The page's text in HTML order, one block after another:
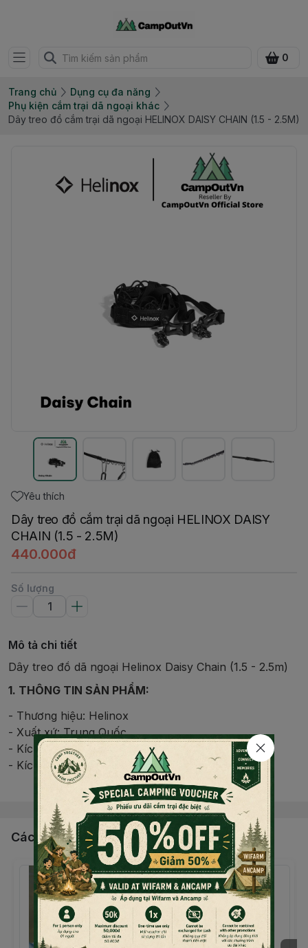
0
Trang chủ
Dụng cụ đa năng
Phụ kiện cắm trại dã ngoại khác
Dây treo đồ cắm trại dã ngoại HELINOX DAISY CHAIN (1.5 - 2.5M)
Yêu thích
Dây treo đồ cắm trại dã ngoại HELINOX DAISY
CHAIN (1.5 - 2.5M)
440.000đ
Số lượng
Mô tả chi tiết
Dây treo đồ dã ngoại Helinox Daisy Chain (1.5 - 2.5m)
1. THÔNG TIN SẢN PHẨM:
- Thương hiệu: Helinox
- Xuất xứ: Trung Quốc
- Kích thước: 1.5 - 2.5m
- Kích thước đóng gói: 19x12x5cm
- Trọng lượng: 100gram
- Màu sắc: đen
Dây treo đồ dã ngoại Helinox Daisy Chain (1.5 - 2.5m)
có thể sử dụng treo đèn, bình nước, quần áo ướt, khăn
tắm, đồ vệ sinh cá nhân, ...
Được làm từ nylon chắc chắn, bền, chống lại thời tiết
và mài mòn. Các vòng dây lớn dễ dàng kẹp và dây đeo
có thể điều chỉnh độ dài có thể gắn vào hầu hết mọi
nơi, lý tưởng cho việc cắm trại, dã ngoại và các hoạt
động ngoài trời khác. Các dải phản quang tăng thêm độ
Đọc thêm nội dung
Các sản phẩm, dịch vụ khác